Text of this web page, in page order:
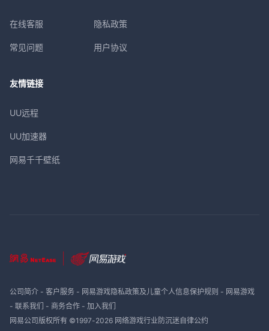
在线客服
常见问题
隐私政策
用户协议
友情链接
UU远程
UU加速器
网易千千壁纸
公司简介- 客户服务- 网易游戏隐私政策及儿童个人信息保护规则 - 网易游戏
- 联系我们 - 商务合作- 加入我们
网易公司版权所有 ©1997-2026 网络游戏行业防沉迷自律公约